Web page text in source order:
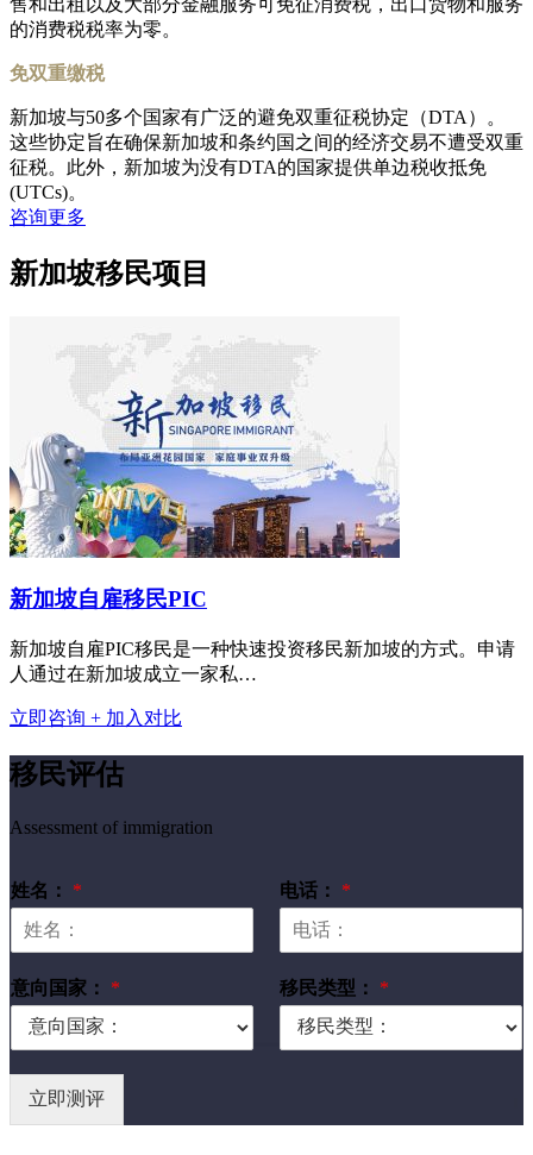
的消费税税率为零。
免双重缴税
新加坡与50多个国家有广泛的避免双重征税协定（DTA）。
这些协定旨在确保新加坡和条约国之间的经济交易不遭受双重
征税。此外，新加坡为没有DTA的国家提供单边税收抵免
(UTCs)。
咨询更多
新加坡移民项目
新加坡自雇移民PIC
新加坡自雇PIC移民是一种快速投资移民新加坡的方式。申请
人通过在新加坡成立一家私…
立即咨询 + 加入对比
移民评估
Assessment of immigration
姓名： * 电话： *
意向国家： * 移民类型： *
立即测评